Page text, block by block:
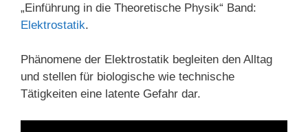
„Einführung in die Theoretische Physik“ Band:
Elektrostatik.
Phänomene der Elektrostatik begleiten den Alltag
und stellen für biologische wie technische
Tätigkeiten eine latente Gefahr dar.